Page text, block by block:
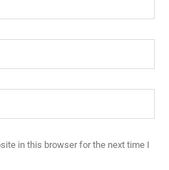
in this browser for the next time I